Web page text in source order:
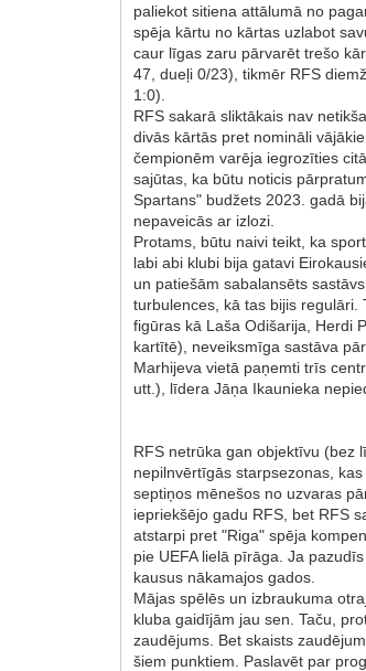
paliekot sitiena attālumā no
spēja kārtu no kārtas uzlabot
caur līgas zaru pārvarēt trešo
47, dueļi 0/23), tikmēr RFS
1:0).
RFS sakarā sliktākais nav
divās kārtās pret nomināli
čempionēm varēja iegrozīties
sajūtas, ka būtu noticis
Spartans" budžets 2023. gadā
nepaveicās ar izlozi.
Protams, būtu naivi teikt, ka
labi abi klubi bija gatavi
un patiešām sabalansēts
turbulences, kā tas bijis
figūras kā Laša Odišarija, Herdi
kartītē), neveiksmīga sastāva
Marhijeva vietā paņemti trīs
utt.), līdera Jāņa Ikaunieka
RFS netrūka gan objektīvu (bez
nepilnvērtīgās starpsezonas,
septiņos mēnešos no uzvaras
iepriekšējo gadu RFS, bet RFS
atstarpi pret "Riga" spēja
pie UEFA lielā pīrāga. Ja
kausus nākamajos gados.
Mājas spēlēs un izbraukuma
kluba gaidījām jau sen. Taču,
zaudējums. Bet skaists
šiem punktiem. Paslavēt par